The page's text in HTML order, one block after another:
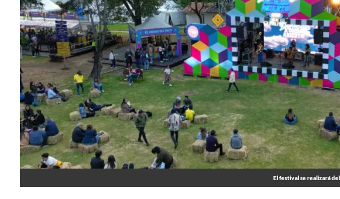
El festival se realizará